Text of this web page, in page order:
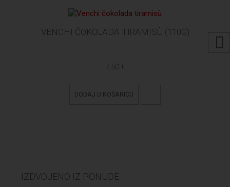
VENCHI ČOKOLADA TIRAMISÙ (110G)
7,50 €
DODAJ U KOŠARICU
IZDVOJENO IZ PONUDE